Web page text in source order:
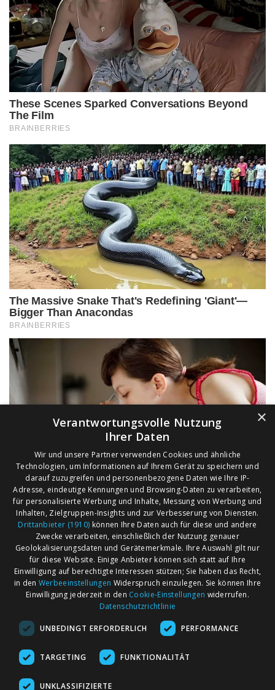
AGB
Impressum
Kontakt
Märkte nach Bundesländern
Märkte nach PLZ
Märkte nach Umkreis
Flohmarkt
×
Verantwortungsvolle Nutzung
Ihrer Daten
Wir und unsere Partner verwenden Cookies und ähnliche
Technologien, um Informationen auf Ihrem Gerät zu speichern und
darauf zuzugreifen und personenbezogene Daten wie Ihre IP-
Adresse, eindeutige Kennungen und Browsing-Daten zu verarbeiten,
für personalisierte Werbung und Inhalte, Messung von Werbung und
Inhalten, Zielgruppen-Insights und zur Verbesserung von Diensten.
Drittanbieter (1910) können Ihre Daten auch für diese und andere
Zwecke verarbeiten, einschließlich der Nutzung genauer
Geolokalisierungsdaten und Gerätemerkmale. Ihre Auswahl gilt nur
für diese Website. Einige Anbieter können sich statt auf Ihre
Einwilligung auf berechtigte Interessen stützen; Sie haben das Recht,
in den Werbeeinstellungen Widerspruch einzulegen. Sie können Ihre
Einwilligung jederzeit in den Cookie-Einstellungen widerrufen.
Datenschutzrichtlinie
UNBEDINGT ERFORDERLICH PERFORMANCE
TARGETING FUNKTIONALITÄT
UNKLASSIFIZIERTE